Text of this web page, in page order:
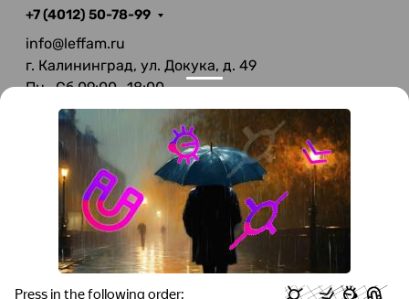
+7 (4012) 50-78-99
info@leffam.ru
г. Калининград, ул. Докука, д. 49
Пн—Сб 09:00—18:00
Вс—Выходной
© 2026 LeFFAM — материалы для качественной
мягкой мебели
Получение и обработка персональных данных происходит в
соответствии с Федеральным законом от 27.07.2006 года №152-ФЗ
Политикой конфиденциальности